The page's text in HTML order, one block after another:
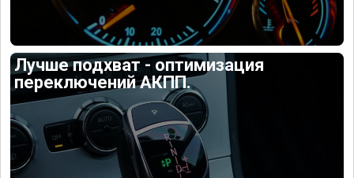
Лучше подхват - оптимизация
переключений АКПП.